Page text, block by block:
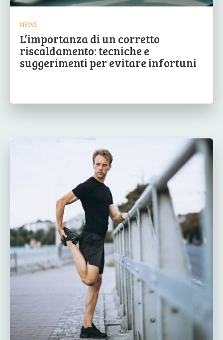
NEWS
L’importanza di un corretto
riscaldamento: tecniche e
suggerimenti per evitare infortuni